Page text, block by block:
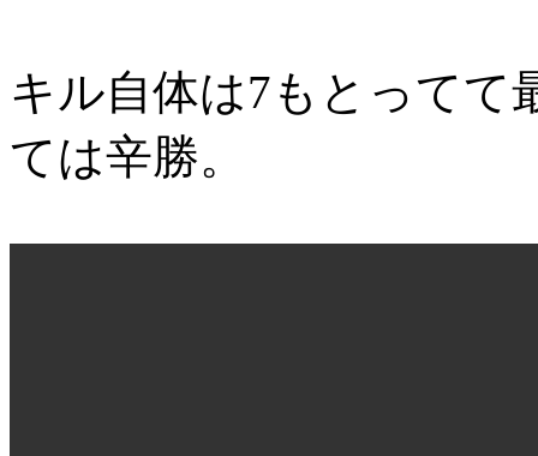
キル自体は7もとってて
ては辛勝。